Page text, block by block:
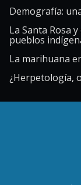
Demografía:
La Santa Rosa
pueblos
La marihuana
¿Herpetología,